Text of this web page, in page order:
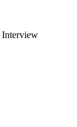
Interview